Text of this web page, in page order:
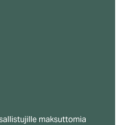
maksuttomia